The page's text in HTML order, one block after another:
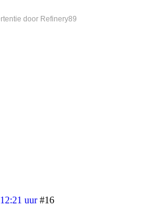
door Refinery89
uur #16